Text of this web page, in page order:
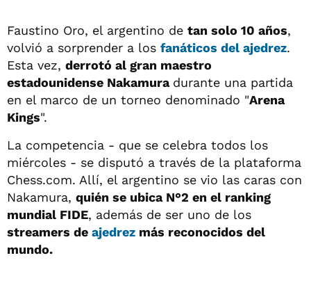
Faustino Oro, el argentino de tan solo 10 años,
volvió a sorprender a los fanáticos del ajedrez.
Esta vez, derrotó al gran maestro
estadounidense Nakamura durante una partida
en el marco de un torneo denominado "Arena
Kings".
La competencia - que se celebra todos los
miércoles - se disputó a través de la plataforma
Chess.com. Allí, el argentino se vio las caras con
Nakamura, quién se ubica N°2 en el ranking
mundial FIDE, además de ser uno de los
streamers de ajedrez más reconocidos del
mundo.